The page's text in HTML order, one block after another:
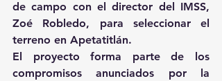
de campo con el director del IMSS,
Zoé Robledo, para seleccionar el
terreno en Apetatitlán.
El proyecto forma parte de los
compromisos anunciados por la